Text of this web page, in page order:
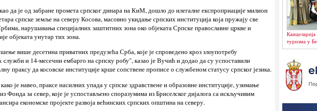
туризма у
да је од забране промета српског динара на КиМ, дошло до илегалне експроприације милион
српске земље на северу Косова, масовно укидање српских институција која пружају све
нарушавања специјалних заштитних зона око објеката Српске православне цркве и
објеката унутар тих зона.
више десетина приватних предузећа Срба, које је спроведено кроз злоупотребу
служби и 14-месечни ембарго на српску робу", казао је Вучић и додао да су успоставили
праксу да косовске институције крше сопствене прописе о службеном статусу српског језика.
је навео, праксе насилних упада у српске здравствене и образовне институције, узимање
Фонда за север, које је успостављено споразумима из Бриселског дијалога са искључивим
економске пројекте развоја већинских српских општина на северу.